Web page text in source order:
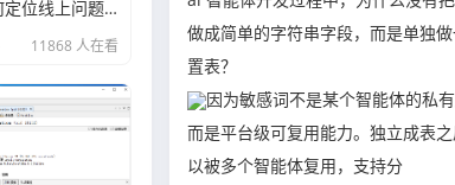
IT系统如何定位线上问题？
11868 人在看
做成简单的字符串字段，而是单独
置表？
因为敏感词不是某个智能体的私有
而是平台级可复用能力。独立成表
以被多个智能体复用，支持分